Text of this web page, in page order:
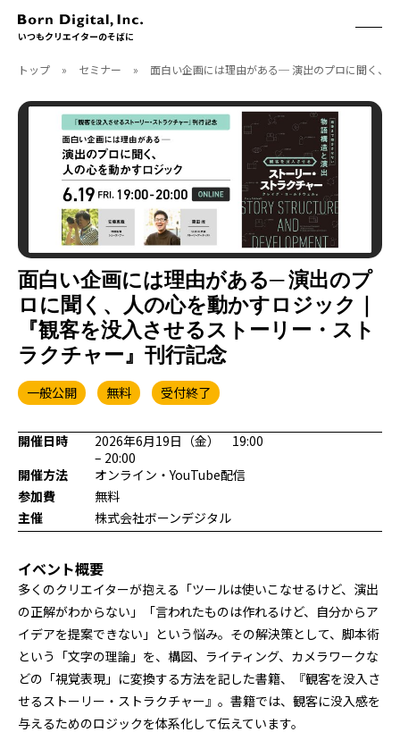
いつもクリエイターのそばに
ABOUT
CONTACT
RECRUIT
クリエイターズID
ACCESS
取扱製品
ソフトウェア
フォント
ハードウェア
ソフトウェアサポート
CGWORLD
月刊誌
別冊
CGWORLD.jp
BOOK
刊行順
ゲーム/CG
映像/映画/アニメ
ファッション/デザイン/他
SEMINAR
有料セミナー
スケジュール
トップ » セミナー » 面白い企画には理由がある─ 演出のプロに聞く、
面白い企画には理由がある─ 演出のプ
ロに聞く、人の心を動かすロジック｜
『観客を没入させるストーリー・スト
ラクチャー』刊行記念
一般公開 無料 受付終了
開催日時
2026年6月19日（金） 19:00
– 20:00
開催方法
オンライン・YouTube配信
参加費
無料
主催
株式会社ボーンデジタル
イベント概要
多くのクリエイターが抱える「ツールは使いこなせるけど、演出
の正解がわからない」「言われたものは作れるけど、自分からア
イデアを提案できない」という悩み。その解決策として、脚本術
という「文字の理論」を、構図、ライティング、カメラワークな
どの「視覚表現」に変換する方法を記した書籍、『観客を没入さ
せるストーリー・ストラクチャー』。書籍では、観客に没入感を
与えるためのロジックを体系化して伝えています。